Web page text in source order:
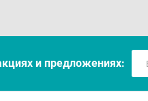
и предложениях: